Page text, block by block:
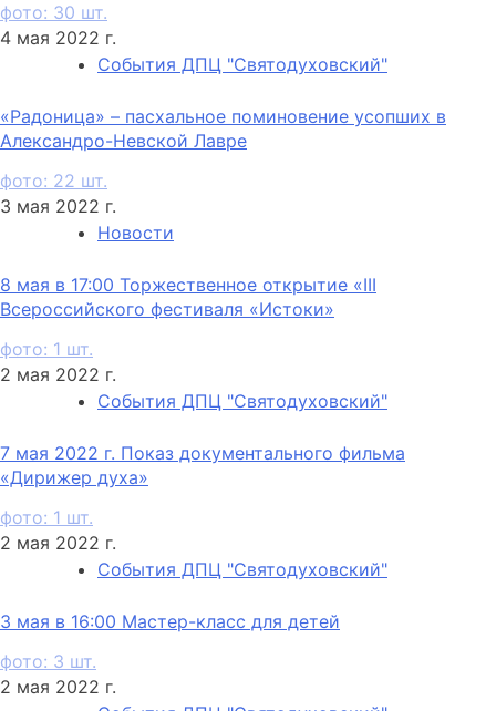
фото: 30 шт.
4 мая 2022 г.
События ДПЦ "Святодуховский"
«Радоница» – пасхальное поминовение усопших в
Александро-Невской Лавре
фото: 22 шт.
3 мая 2022 г.
Новости
8 мая в 17:00 Торжественное открытие «III
Всероссийского фестиваля «Истоки»
фото: 1 шт.
2 мая 2022 г.
События ДПЦ "Святодуховский"
7 мая 2022 г. Показ документального фильма
«Дирижер духа»
фото: 1 шт.
2 мая 2022 г.
События ДПЦ "Святодуховский"
3 мая в 16:00 Мастер-класс для детей
фото: 3 шт.
2 мая 2022 г.